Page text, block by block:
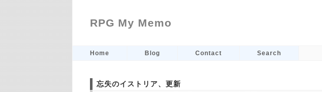
RPG My Memo
Home Blog Contact Search
忘失のイストリア、更新